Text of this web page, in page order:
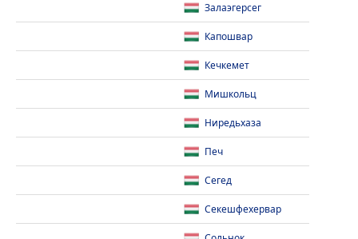
Залаэгерсег
Капошвар
Кечкемет
Мишкольц
Ниредьхаза
Печ
Сегед
Секешфехервар